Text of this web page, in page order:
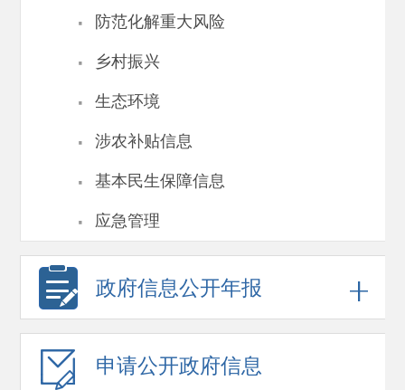
· 防范化解重大风险
· 乡村振兴
· 生态环境
· 涉农补贴信息
· 基本民生保障信息
· 应急管理
政府信息公开年报
申请公开政府信息